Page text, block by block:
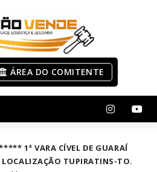
ÁREA DO COMITENTE
1ª VARA CÍVEL DE GUARAÍ
TUPIRATINS-TO.